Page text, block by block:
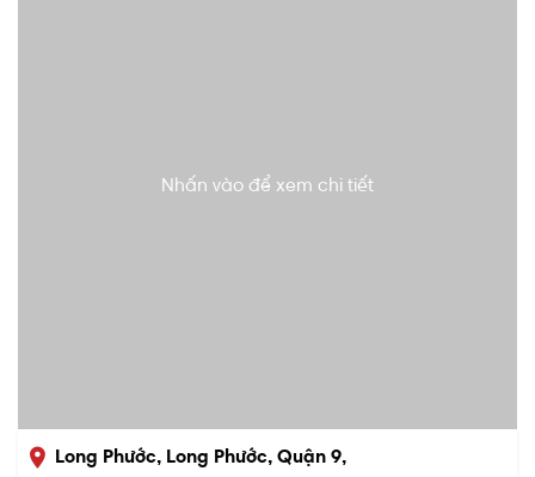
Nhấn vào để xem chi tiết
Long Phước, Long Phước, Quận 9,